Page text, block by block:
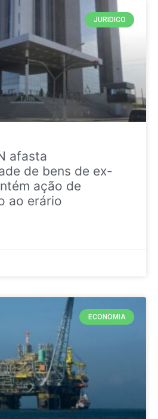
JURIDICO
afasta
de bens de ex-
ação de
ao erário
ECONOMIA